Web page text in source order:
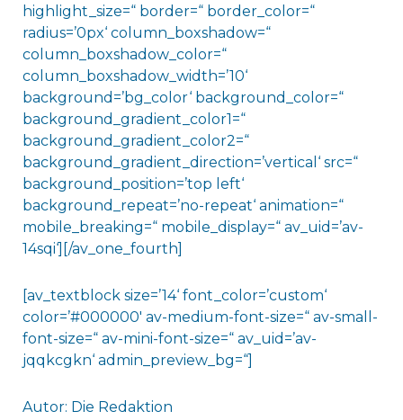
highlight_size=“ border=“ border_color=“
radius=’0px‘ column_boxshadow=“
column_boxshadow_color=“
column_boxshadow_width=’10‘
background=’bg_color‘ background_color=“
background_gradient_color1=“
background_gradient_color2=“
background_gradient_direction=’vertical‘ src=“
background_position=’top left‘
background_repeat=’no-repeat‘ animation=“
mobile_breaking=“ mobile_display=“ av_uid=’av-
14sqi‘][/av_one_fourth]
[av_textblock size=’14‘ font_color=’custom‘
color=’#000000′ av-medium-font-size=“ av-small-
font-size=“ av-mini-font-size=“ av_uid=’av-
jqqkcgkn‘ admin_preview_bg=“]
Autor: Die Redaktion